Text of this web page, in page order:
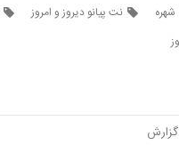
شهره نت پیانو دیروز و امروز
گزارش